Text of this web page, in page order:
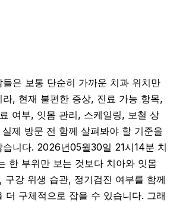
들은 보통 단순히 가까운 치과 위치만
, 현재 불편한 증상, 진료 가능 항목,
여부, 잇몸 관리, 스케일링, 보철 상
제 방문 전 함께 살펴봐야 할 기준을
습니다. 2026년05월30일 21시14분 치
한 부위만 보는 것보다 치아와 잇몸
구강 위생 습관, 정기검진 여부를 함께
더 구체적으로 잡을 수 있습니다. 그래